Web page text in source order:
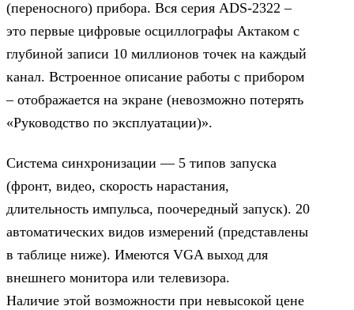
(переносного) прибора. Вся серия ADS-2322 –
это первые цифровые осциллографы Актаком с
глубиной записи 10 миллионов точек на каждый
канал. Встроенное описание работы с прибором
– отображается на экране (невозможно потерять
«Руководство по эксплуатации)».
Система синхронизации — 5 типов запуска
(фронт, видео, скорость нарастания,
длительность импульса, поочередный запуск). 20
автоматических видов измерений (представлены
в таблице ниже). Имеются VGA выход для
внешнего монитора или телевизора.
Наличие этой возможности при невысокой цене